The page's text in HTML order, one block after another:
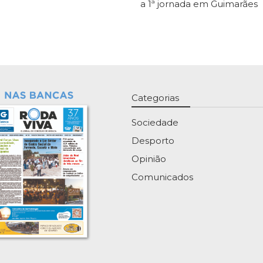
a 1ª jornada em Guimarães
Categorias
Sociedade
Desporto
Opinião
Comunicados